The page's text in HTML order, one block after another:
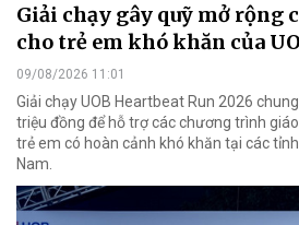
Giải chạy gây quỹ mở rộng
cho trẻ em khó khăn của
09/08/2026 11:01
Giải chạy UOB Heartbeat Run 2026
triệu đồng để hỗ trợ các chương trình
trẻ em có hoàn cảnh khó khăn tại các
Nam.